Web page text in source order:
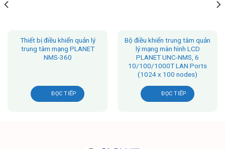
Thiết bị điều khiển quản lý
trung tâm mạng PLANET
NMS-360
ĐỌC TIẾP
Bộ điều khiển trung tâm quản
lý mạng màn hình LCD
PLANET UNC-NMS, 6
10/100/1000T LAN Ports
(1024 x 100 nodes)
ĐỌC TIẾP